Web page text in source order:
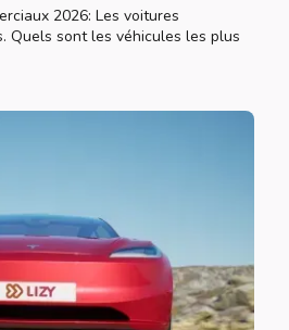
2026: Les voitures
Quels sont les véhicules les plus